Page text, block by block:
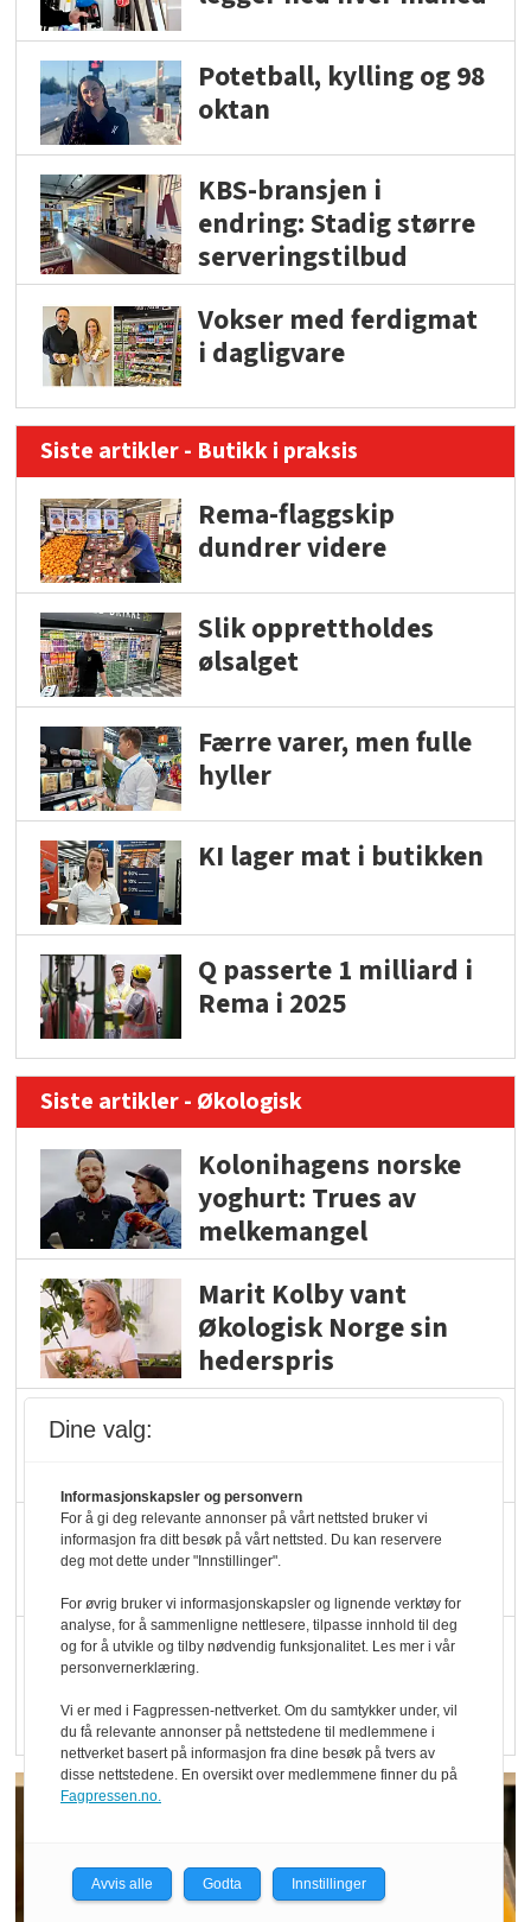
Potetball, kylling og 98
oktan
KBS-bransjen i
endring: Stadig større
serveringstilbud
Vokser med ferdigmat
i dagligvare
Siste artikler - Butikk i praksis
Rema-flaggskip
dundrer videre
Slik opprettholdes
ølsalget
Færre varer, men fulle
hyller
KI lager mat i butikken
Q passerte 1 milliard i
Rema i 2025
Siste artikler - Økologisk
Kolonihagens norske
yoghurt: Trues av
melkemangel
Marit Kolby vant
Økologisk Norge sin
hederspris
Kolonihagen sliter
med å få tak i nok melk
Rapport: Økokundene
er klare! Er markedet
det?
Dine valg:
Informasjonskapsler og personvern
For å gi deg relevante annonser på vårt nettsted bruker vi
informasjon fra ditt besøk på vårt nettsted. Du kan reservere
deg mot dette under "Innstillinger".
For øvrig bruker vi informasjonskapsler og lignende verktøy for
analyse, for å sammenligne nettlesere, tilpasse innhold til deg
og for å utvikle og tilby nødvendig funksjonalitet. Les mer i vår
personvernerklæring.
Vi er med i Fagpressen-nettverket. Om du samtykker under, vil
du få relevante annonser på nettstedene til medlemmene i
nettverket basert på informasjon fra dine besøk på tvers av
disse nettstedene. En oversikt over medlemmene finner du på
Fagpressen.no.
Avvis alle Godta Innstillinger